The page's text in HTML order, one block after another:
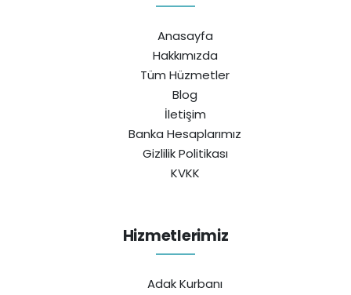
Anasayfa
Hakkımızda
Tüm Hüzmetler
Blog
İletişim
Banka Hesaplarımız
Gizlilik Politikası
KVKK
Hizmetlerimiz
Adak Kurbanı